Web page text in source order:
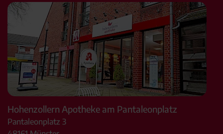
Hohenzollern Apotheke am Pantaleonplatz
Pantaleonplatz 3